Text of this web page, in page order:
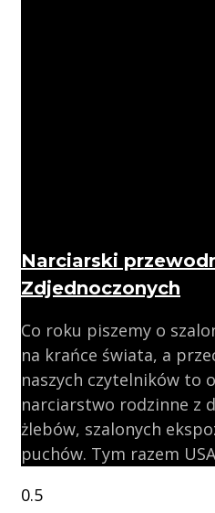
Narciarski
Zdjednoczonych
Co roku piszemy o
na krańce świata, a
naszych czytelników to
narciarstwo rodzinne z
żlebów, szalonych
puchów. Tym razem